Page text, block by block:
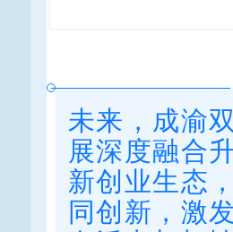
未来，成渝
展深度融合
新创业生态
同创新，激